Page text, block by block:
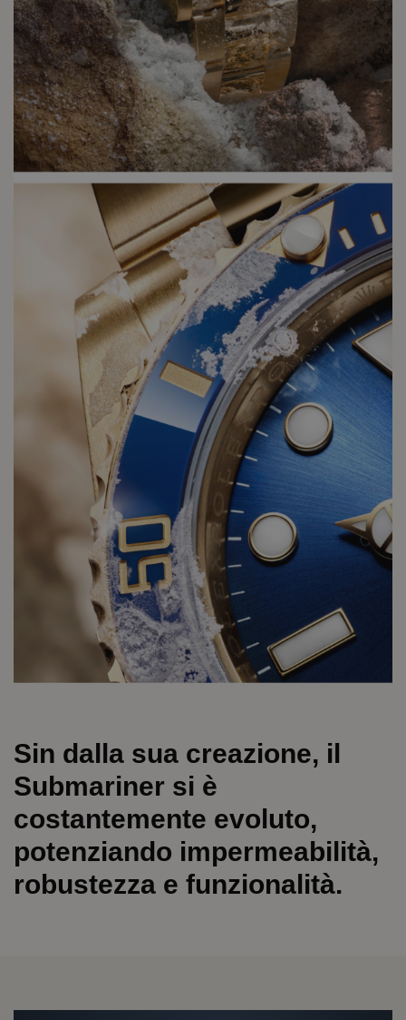
Sin dalla sua creazione, il
Submariner si è
costantemente evoluto,
potenziando impermeabilità,
robustezza e funzionalità.